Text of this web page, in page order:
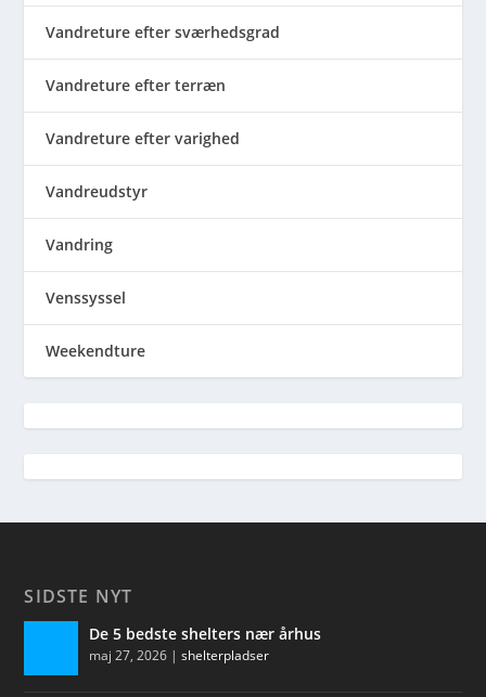
Vandreture efter sværhedsgrad
Vandreture efter terræn
Vandreture efter varighed
Vandreudstyr
Vandring
Venssyssel
Weekendture
SIDSTE NYT
De 5 bedste shelters nær århus
maj 27, 2026 |shelterpladser